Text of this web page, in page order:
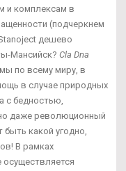
и комплексам в
(подчеркнем
дешево
Мансийск? Cla Dna
по всему миру, в
в случае природных
с бедностью,
даже революционный
какой угодно,
В рамках